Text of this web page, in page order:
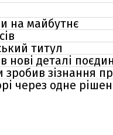
на майбутнє
титул
деталі
зізнання
через одне